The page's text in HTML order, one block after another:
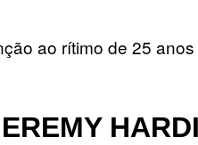
ao rítimo de 25